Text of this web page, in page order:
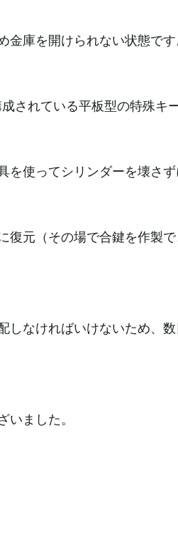
庫を開けられない状態です
されている平板型の特殊キ
使ってシリンダーを壊さず
復元（その場で合鍵を作製
なければいけないため、数
いました。